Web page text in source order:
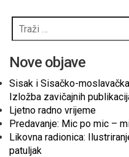
Nove objave
Sisak i Sisačko-
Izložba zavičajnih
Ljetno radno vrijeme
Predavanje: Mic po mic –
Likovna radionica:
patuljak